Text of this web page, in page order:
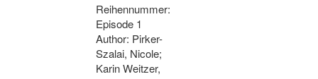
Reihennummer:
Episode 1
Author: Pirker-
Szalai, Nicole;
Karin Weitzer,